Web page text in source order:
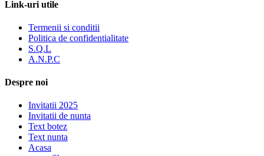
Link-uri utile
Termenii si conditii
Politica de confidentialitate
S.Q.L
A.N.P.C
Despre noi
Invitatii 2025
Invitatii de nunta
Text botez
Text nunta
Acasa